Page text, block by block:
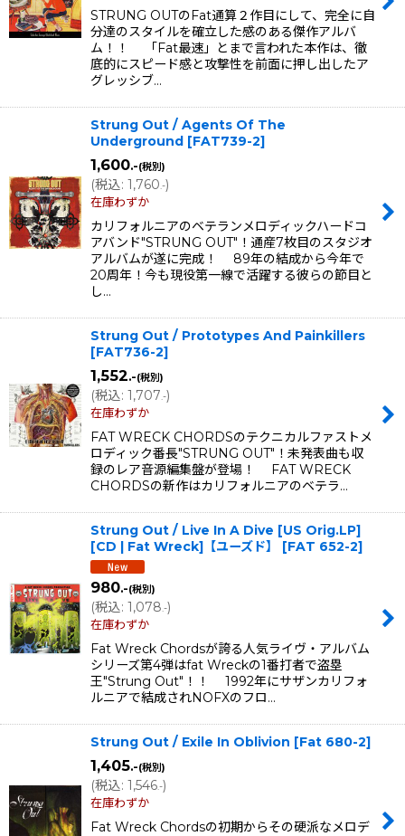
STRUNG OUTのFat通算２作目にして、完全に自
分達のスタイルを確立した感のある傑作アルバ
ム！！ 「Fat最速」とまで言われた本作は、徹
底的にスピード感と攻撃性を前面に押し出したア
グレッシブ…
Strung Out / Agents Of The
Underground [FAT739-2]
1,600.-(税別)
(税込: 1,760.-)
在庫わずか
カリフォルニアのベテランメロディックハードコ
アバンド"STRUNG OUT"！通産7枚目のスタジオ
アルバムが遂に完成！ 89年の結成から今年で
20周年！今も現役第一線で活躍する彼らの節目と
し…
Strung Out / Prototypes And Painkillers
[FAT736-2]
1,552.-(税別)
(税込: 1,707.-)
在庫わずか
FAT WRECK CHORDSのテクニカルファストメ
ロディック番長"STRUNG OUT"！未発表曲も収
録のレア音源編集盤が登場！ FAT WRECK
CHORDSの新作はカリフォルニアのベテラ…
Strung Out / Live In A Dive [US Orig.LP]
[CD | Fat Wreck]【ユーズド】
[FAT 652-2]
980.-(税別)
(税込: 1,078.-)
在庫わずか
Fat Wreck Chordsが誇る人気ライヴ・アルバム
シリーズ第4弾はfat Wreckの1番打者で盗塁
王"Strung Out"！！ 1992年にサザンカリフォ
ルニアで結成されNOFXのフロ…
Strung Out / Exile In Oblivion [Fat 680-2]
1,405.-(税別)
(税込: 1,546.-)
在庫わずか
Fat Wreck Chordsの初期からその硬派なメロデ